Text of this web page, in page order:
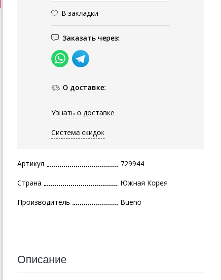
В закладки
Заказать через:
О доставке:
Узнать о доставке
Система скидок
Артикул 729944
Страна Южная Корея
Производитель Bueno
Описание